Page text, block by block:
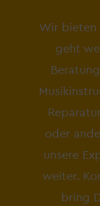
Wir bieten
geht
oder
unsere
weiter.
bring